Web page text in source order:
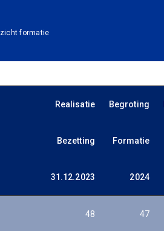
formatie
Realisatie Begroting
Bezetting Formatie
31.12.2023 2024
48 47